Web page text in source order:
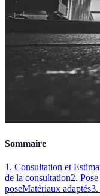
Sommaire
1. Consultation et
de la consultation2.
poseMatériaux adaptés3.